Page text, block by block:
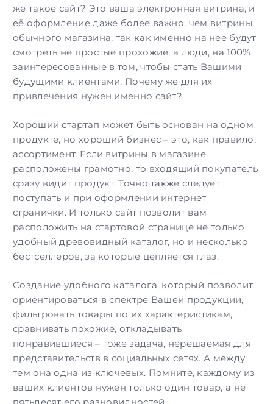
же такое сайт? Это ваша электронная витрина, и
её оформление даже более важно, чем витрины
обычного магазина, так как именно на нее будут
смотреть не простые прохожие, а люди, на 100%
заинтересованные в том, чтобы стать Вашими
будущими клиентами. Почему же для их
привлечения нужен именно сайт?
Хороший стартап может быть основан на одном
продукте, но хороший бизнес – это, как правило,
ассортимент. Если витрины в магазине
расположены грамотно, то входящий покупатель
сразу видит продукт. Точно также следует
поступать и при оформлении интернет
странички. И только сайт позволит вам
расположить на стартовой странице не только
удобный древовидный каталог, но и несколько
бестселлеров, за которые цепляется глаз.
Создание удобного каталога, который позволит
ориентироваться в спектре Вашей продукции,
фильтровать товары по их характеристикам,
сравнивать похожие, откладывать
понравившиеся – тоже задача, нерешаемая для
представительств в социальных сетях. А между
тем она одна из ключевых. Помните, каждому из
ваших клиентов нужен только один товар, а не